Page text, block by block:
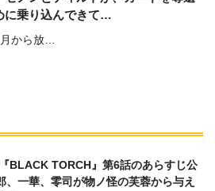
に乗り込んできて…
から放…
BLACK TORCH』第6話のあらすじ公
一華、零司が物ノ怪の芙蓉から与え